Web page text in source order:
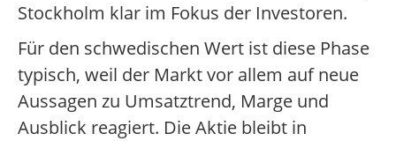
Stockholm klar im Fokus der Investoren.
Für den schwedischen Wert ist diese Phase
typisch, weil der Markt vor allem auf neue
Aussagen zu Umsatztrend, Marge und
Ausblick reagiert. Die Aktie bleibt in